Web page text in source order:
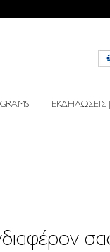
ΕΚΔΗΛΩΣΕΙΣ |